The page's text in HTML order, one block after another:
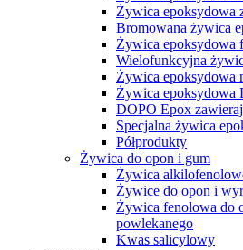
Żywica epoksydowa
Bromowana żywica
Żywica epoksydowa
Wielofunkcyjna
Żywica
Żywica epoksydowa
DOPO Epox
Specjalna żywica
Półprodukty
Żywica do opon i gum
Żywica
Żywice do opon i
Żywica fenolowa do
powlekanego
Kwas salicylowy